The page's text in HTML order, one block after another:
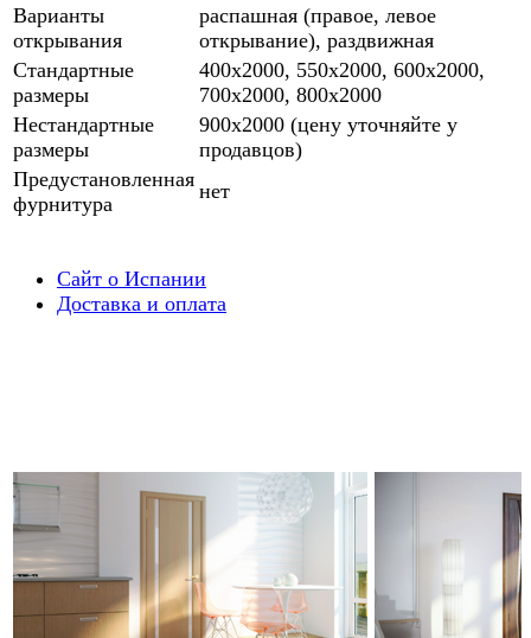
Варианты
открывания
распашная (правое, левое
открывание), раздвижная
Стандартные
размеры
400х2000, 550х2000, 600х2000,
700х2000, 800х2000
Нестандартные
размеры
900х2000 (цену уточняйте у
продавцов)
Предустановленная
фурнитура
нет
Сайт о Испании
Доставка и оплата